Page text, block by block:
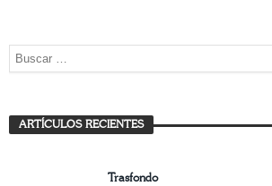
ARTÍCULOS RECIENTES
JAVIER BUSTAMANTE 7 AGOSTO, 2026
Trasfondo